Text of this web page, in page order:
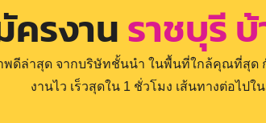
ครงานราชบุรี
ดีล่าสุด จากบริษัทชั้นนำ ในพื้นที่ใกล้คุณที่สุด
งานไว เร็วสุดใน 1 ชั่วโมง เส้นทางต่อไป